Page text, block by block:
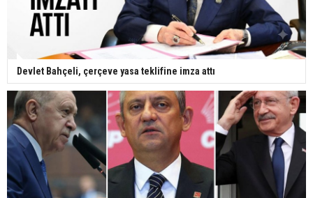
Devlet Bahçeli, çerçeve yasa teklifine imza attı